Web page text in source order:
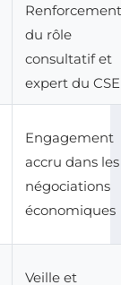
Renforcement
du rôle
consultatif et
expert du CSE
Engagement
accru dans les
négociations
économiques
Veille et